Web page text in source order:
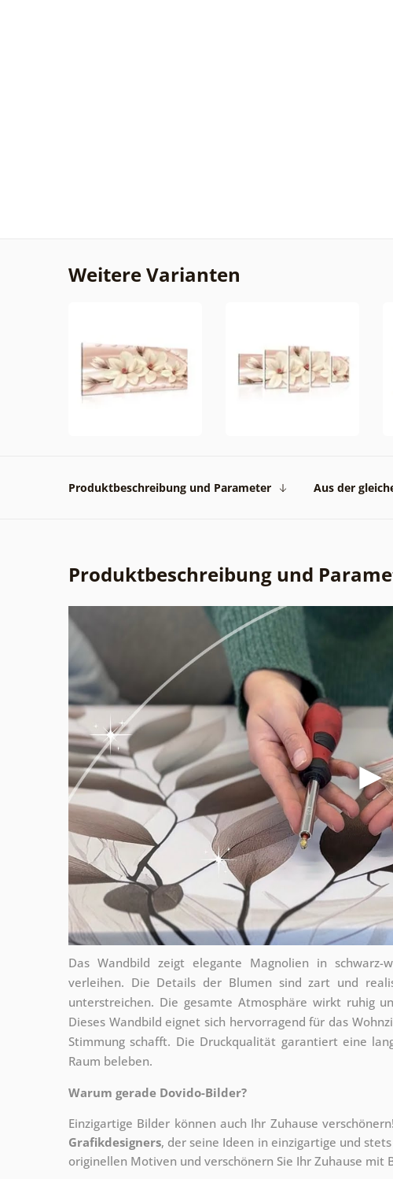
Weitere Varianten
Produktbeschreibung und Parameter Aus der
Produktbeschreibung und
Das Wandbild zeigt elegante Magnolien in
verleihen. Die Details der Blumen sind zart und
unterstreichen. Die gesamte Atmosphäre wirkt ruhig
Dieses Wandbild eignet sich hervorragend für das
Stimmung schafft. Die Druckqualität garantiert eine
Raum beleben.
Warum gerade Dovido-Bilder?
Einzigartige Bilder können auch Ihr Zuhause verschönern!
Grafikdesigners, der seine Ideen in einzigartige und
originellen Motiven und verschönern Sie Ihr Zuhause mit